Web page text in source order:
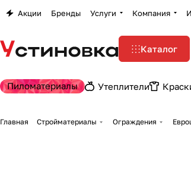
Акции Бренды Услуги Компания
Каталог
Пиломатериалы Утеплители
Главная Стройматериалы Ограждения